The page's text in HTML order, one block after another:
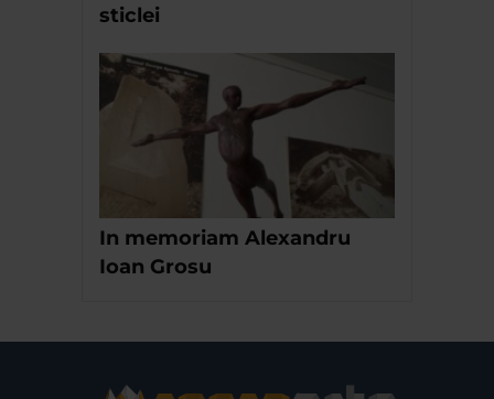
sticlei
In memoriam Alexandru
Ioan Grosu